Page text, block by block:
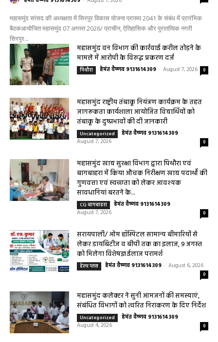
बैठकआयोजित महासमुंद 07 अगस्त 2026/ प्राचीन, ऐतिहासिक और पुरातत्विक नगरी
सिरपुर...
महासमुंद वन विभाग की कार्रवाई करील तोड़ने के
मामले में आरोपी के विरुद्ध प्रकरण दर्ज
पिथौरा हेमंत वैष्णव 9131614309 0
महासमुंद राष्ट्रीय तंबाकू नियंत्रण कार्यक्रम के तहत
जागरूकता कार्यशाला आयोजित विद्यार्थियों को
तंबाकू के दुष्प्रभावों की दी जानकारी
Uncategorized हेमंत वैष्णव 9131614309
August 7, 2026
0
महासमुंद खाद्य सुरक्षा विभाग द्वारा पिथौरा एवं
बागबाहरा में किया औचक निरीक्षण खाद्य पदार्थों की
गुणवत्ता एवं स्वच्छता को लेकर आवश्यक
सावधानियां बरतने के...
CG बागबाहरा हेमंत वैष्णव 9131614309
August 7, 2026
0
सरायपाली/ ओम हॉस्पिटल सामान्य बीमारियों से
लेकर डायबिटीज व बीपी तक का इलाज, 9 अगस्त
को मिलेगा विशेषज्ञ ईलाज परामर्श
हेल्थ प्लस हेमंत वैष्णव 9131614309
0
महासमुंद कलेक्टर ने सुनी आमजनों की समस्याएं,
संबंधित विभागों को त्वरित निराकरण के दिए निर्देश
Uncategorized हेमंत वैष्णव 9131614309
August 4, 2026
0